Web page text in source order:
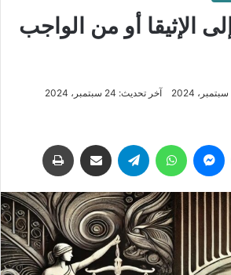
الإثيقا أو من الواجب
آخر تحديث: 24 سبتمبر، 2024
لينكدإن ماسنجر واتساب تيلقرام مشاركة عبر البريد